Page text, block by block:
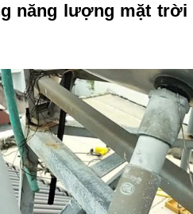
năng lượng mặt trời